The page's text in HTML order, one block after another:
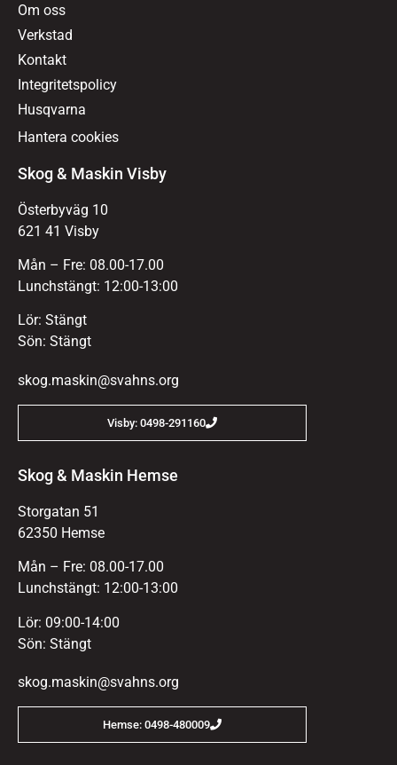
Om oss
Verkstad
Kontakt
Integritetspolicy
Husqvarna
Hantera cookies
Skog & Maskin Visby
Österbyväg 10
621 41 Visby
Mån – Fre: 08.00-17.00
Lunchstängt: 12:00-13:00
Lör: Stängt
Sön: Stängt
skog.maskin@svahns.org
Visby: 0498-291160
Skog & Maskin Hemse
Storgatan 51
62350 Hemse
Mån – Fre: 08.00-17.00
Lunchstängt: 12:00-13:00
Lör: 09:00-14:00
Sön: Stängt
skog.maskin@svahns.org
Hemse: 0498-480009